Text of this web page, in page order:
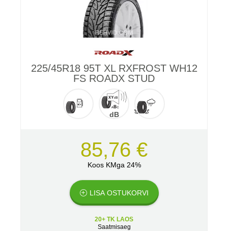
225/45R18 95T XL RXFROST WH12
FS ROADX STUD
dB
85,76 €
Koos KMga 24%
LISA OSTUKORVI
20+ TK LAOS
Saatmisaeg